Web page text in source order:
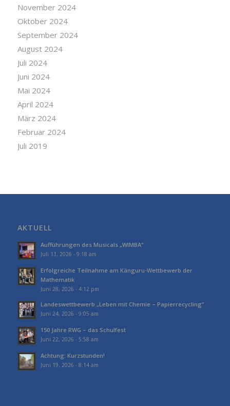
November 2024
Oktober 2024
September 2024
August 2024
Juli 2024
Juni 2024
Mai 2024
April 2024
März 2024
Februar 2024
Juli 2019
AKTUELL
Aufführungen des Musicals „WIMBA“
Juli 13, 2026 - 9:18 am
Erfolgreiche Teilnahme am Känguru-Wettbewerb der
Mathematik
Juni 28, 2026 - 4:12 pm
Landeswettbewerb „Leben mit Chemie – Papierrecycling“
Juni 24, 2026 - 9:05 am
150 Jahre RWG – das Schulfest
Juni 22, 2026 - 5:58 am
Achtung: Kurzstunden!
Juni 19, 2026 - 8:14 am